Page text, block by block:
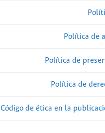
Política de
Política de
Política de
Código de ética en la